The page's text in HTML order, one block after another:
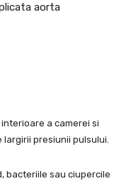
aorta
a camerei si
presiunii pulsului.
bacteriile sau ciupercile